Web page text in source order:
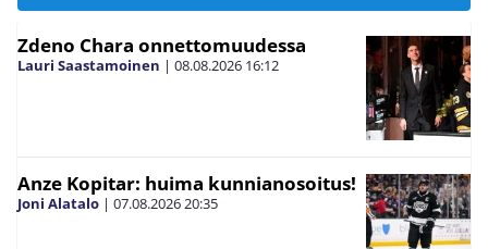
Zdeno Chara onnettomuudessa
Lauri Saastamoinen | 08.08.2026 16:12
Anze Kopitar: huima kunnianosoitus!
Joni Alatalo | 07.08.202620:35